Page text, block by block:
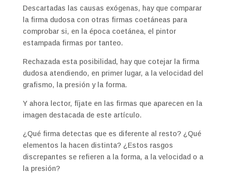
Descartadas las causas exógenas, hay que comparar
la firma dudosa con otras firmas coetáneas para
comprobar si, en la época coetánea, el pintor
estampada firmas por tanteo.
Rechazada esta posibilidad, hay que cotejar la firma
dudosa atendiendo, en primer lugar, a la velocidad del
grafismo, la presión y la forma.
Y ahora lector, fíjate en las firmas que aparecen en la
imagen destacada de este artículo.
¿Qué firma detectas que es diferente al resto? ¿Qué
elementos la hacen distinta? ¿Estos rasgos
discrepantes se refieren a la forma, a la velocidad o a
la presión?